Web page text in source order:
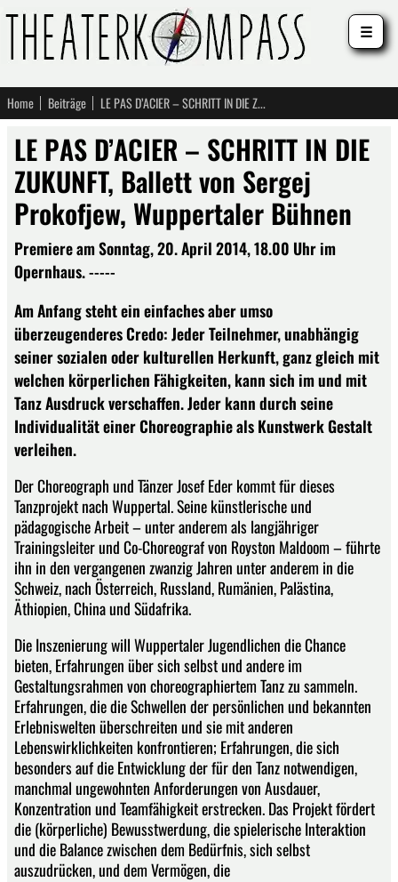
Home Beiträge LE PAS D’ACIER – SCHRITT IN DIE ZUKUNFT, Ballett von Sergej Prokofjew, Wuppertaler Bühnen
LE PAS D’ACIER – SCHRITT IN DIE
ZUKUNFT, Ballett von Sergej
Prokofjew, Wuppertaler Bühnen
Premiere am Sonntag, 20. April 2014, 18.00 Uhr im
Opernhaus. -----
Am Anfang steht ein einfaches aber umso
überzeugenderes Credo: Jeder Teilnehmer, unabhängig
seiner sozialen oder kulturellen Herkunft, ganz gleich mit
welchen körperlichen Fähigkeiten, kann sich im und mit
Tanz Ausdruck verschaffen. Jeder kann durch seine
Individualität einer Choreographie als Kunstwerk Gestalt
verleihen.
Der Choreograph und Tänzer Josef Eder kommt für dieses
Tanzprojekt nach Wuppertal. Seine künstlerische und
pädagogische Arbeit – unter anderem als langjähriger
Trainingsleiter und Co-Choreograf von Royston Maldoom – führte
ihn in den vergangenen zwanzig Jahren unter anderem in die
Schweiz, nach Österreich, Russland, Rumänien, Palästina,
Äthiopien, China und Südafrika.
Die Inszenierung will Wuppertaler Jugendlichen die Chance
bieten, Erfahrungen über sich selbst und andere im
Gestaltungsrahmen von choreographiertem Tanz zu sammeln.
Erfahrungen, die die Schwellen der persönlichen und bekannten
Erlebniswelten überschreiten und sie mit anderen
Lebenswirklichkeiten konfrontieren; Erfahrungen, die sich
besonders auf die Entwicklung der für den Tanz notwendigen,
manchmal ungewohnten Anforderungen von Ausdauer,
Konzentration und Teamfähigkeit erstrecken. Das Projekt fördert
die (körperliche) Bewusstwerdung, die spielerische Interaktion
und die Balance zwischen dem Bedürfnis, sich selbst
auszudrücken, und dem Vermögen, die
☰